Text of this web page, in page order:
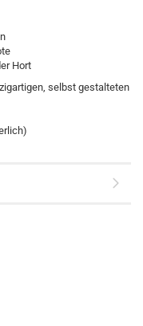
Hort
selbst gestalteten